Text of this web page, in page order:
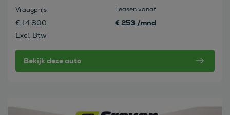
Vraagprijs
€ 14.800
Excl. Btw
Leasen vanaf
€ 253 /mnd
Bekijk deze auto
Bekijk deze auto